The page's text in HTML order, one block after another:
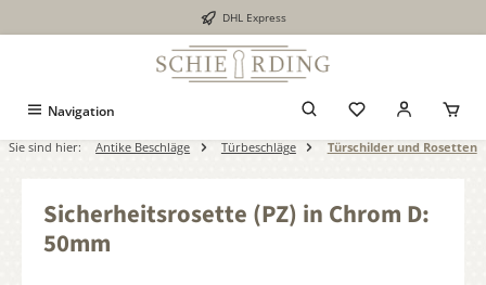
DHL Express
Navigation
Sie sind hier: Antike Beschläge Türbeschläge Türschilder und Rosetten
Sicherheitsrosette (PZ) in Chrom D:
50mm